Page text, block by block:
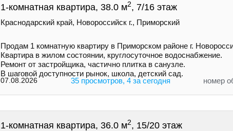
1-комнатная квартира, 38.0 м2, 7/16 этаж
Краснодарский край, Новороссийск г., Приморский
Продам 1 комнатную квартиру в Приморском районе г.
Квартира в жилом состоянии, круглосуточное водоснабжение.
Ремонт от застройщика, частично плитка в санузле.
В шаговой доступности рынок, школа, детский сад.
07.08.2026 35 просмотров, 4 за сегодня номер
1-комнатная квартира, 36.0 м2, 15/20 этаж